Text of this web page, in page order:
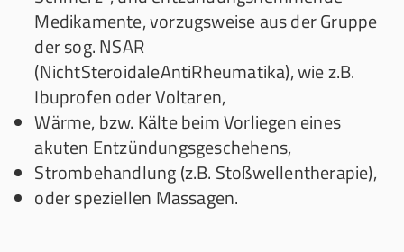
Medikamente, vorzugsweise aus der Gruppe
der sog. NSAR
(NichtSteroidaleAntiRheumatika), wie z.B.
Ibuprofen oder Voltaren,
Wärme, bzw. Kälte beim Vorliegen eines
akuten Entzündungsgeschehens,
Strombehandlung (z.B. Stoßwellentherapie),
oder speziellen Massagen.